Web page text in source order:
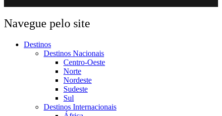
Navegue pelo site
Destinos
Destinos Nacionais
Centro-Oeste
Norte
Nordeste
Sudeste
Sul
Destinos Internacionais